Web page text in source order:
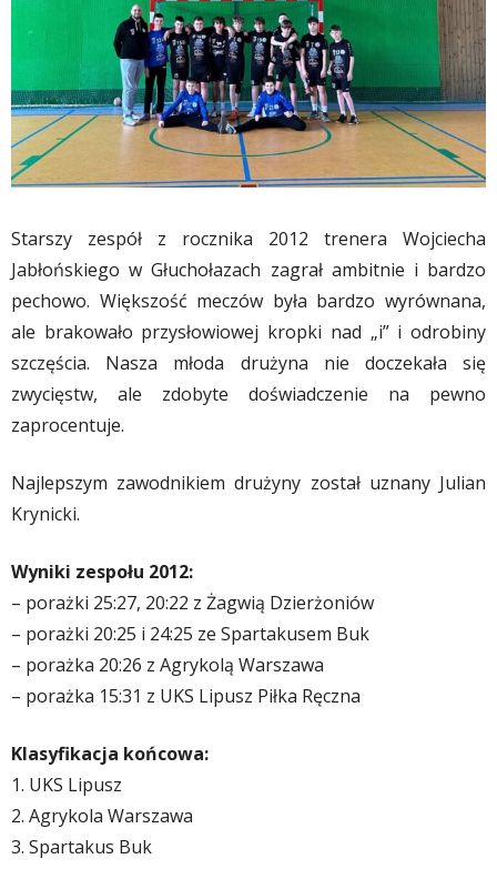
Starszy zespół z rocznika 2012 trenera Wojciecha
Jabłońskiego w Głuchołazach zagrał ambitnie i bardzo
pechowo. Większość meczów była bardzo wyrównana,
ale brakowało przysłowiowej kropki nad „i” i odrobiny
szczęścia. Nasza młoda drużyna nie doczekała się
zwycięstw, ale zdobyte doświadczenie na pewno
zaprocentuje.
Najlepszym zawodnikiem drużyny został uznany Julian
Krynicki.
Wyniki zespołu 2012:
– porażki 25:27, 20:22 z Żagwią Dzierżoniów
– porażki 20:25 i 24:25 ze Spartakusem Buk
– porażka 20:26 z Agrykolą Warszawa
– porażka 15:31 z UKS Lipusz Piłka Ręczna
Klasyfikacja końcowa:
1. UKS Lipusz
2. Agrykola Warszawa
3. Spartakus Buk